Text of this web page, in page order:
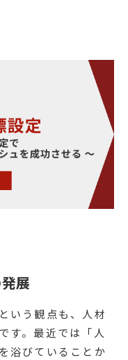
展
いう観点も、人材
す。最近では「人
浴びていることか